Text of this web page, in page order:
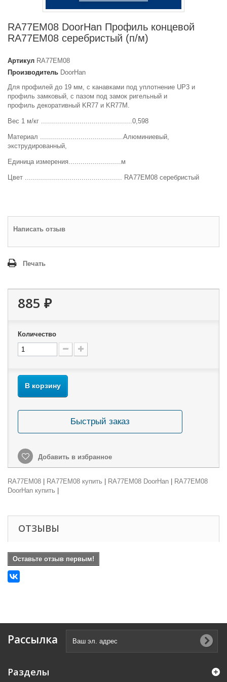
RA77EM08 DoorHan Профиль концевой
RA77EM08 серебристый (п/м)
Артикул RA77EM08
Производитель DoorHan
Для профилей до 19 мм, с канавками под уплотнение UP3 и
профиль замковый, с пазом под замок ригельный и
профиль декоративный KR77 и KR77М.
Вес 1 м/кг .............................................0,598
Материал .........................................Алюминиевый,
экструдированный,
Единица измерения..........................м
Цвет ................................................ RA77EM08 серебристый
Написать отзыв
Печать
885 ₽
Количество
В корзину
Быстрый заказ
Добавить в избранное
RA77EM08 RA77EM08 купить RA77EM08 DoorHan
RA77EM08
DoorHan купить
ОТЗЫВЫ
Оставьте отзыв первым!
Рассылка
Разделы